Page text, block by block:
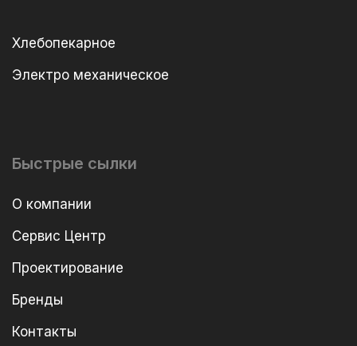
Хлебопекарное
Электро механическое
Быстрые сылки
О компании
Сервис Центр
Проектирование
Бренды
Контакты